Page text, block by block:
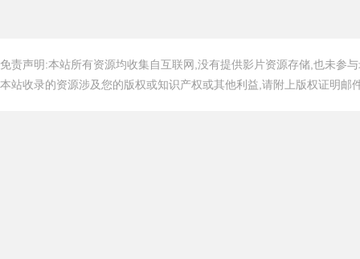
免责声明:本站所有资源均收集自互联网,没有提供影片资源存储,也未参
本站收录的资源涉及您的版权或知识产权或其他利益,请附上版权证明